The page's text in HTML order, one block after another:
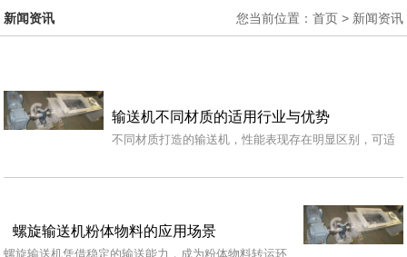
新闻资讯 您当前位置：首页 > 新闻资讯
输送机不同材质的适用行业与优势
不同材质打造的输送机，性能表现存在明显区别，可适
螺旋输送机粉体物料的应用场景
螺旋输送机凭借稳定的输送能力，成为粉体物料转运环